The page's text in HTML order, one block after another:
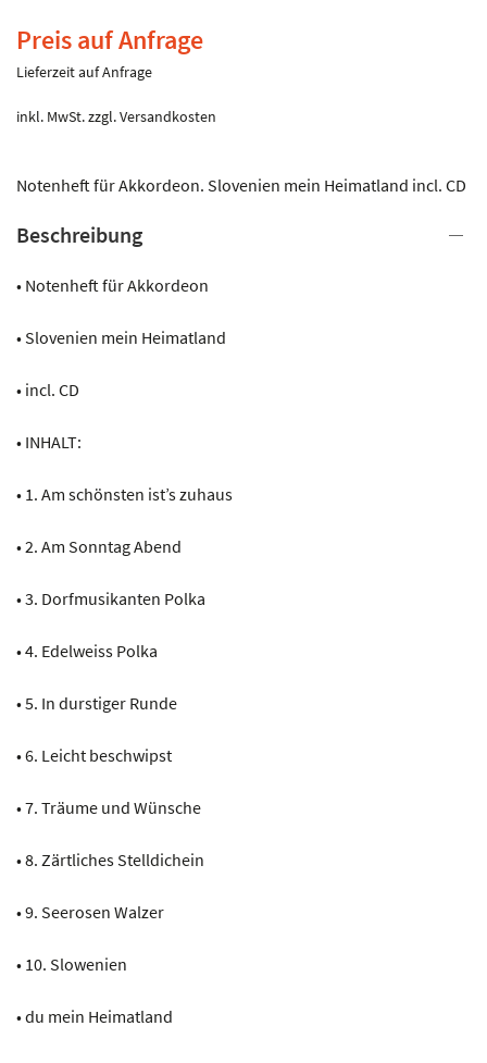
Preis auf Anfrage
Lieferzeit auf Anfrage
inkl. MwSt.zzgl.Versandkosten
Notenheft für Akkordeon. Slovenien mein Heimatland incl. CD
Beschreibung
• Notenheft für Akkordeon
• Slovenien mein Heimatland
• incl. CD
• INHALT:
• 1. Am schönsten ist’s zuhaus
• 2. Am Sonntag Abend
• 3. Dorfmusikanten Polka
• 4. Edelweiss Polka
• 5. In durstiger Runde
• 6. Leicht beschwipst
• 7. Träume und Wünsche
• 8. Zärtliches Stelldichein
• 9. Seerosen Walzer
• 10. Slowenien
• du mein Heimatland